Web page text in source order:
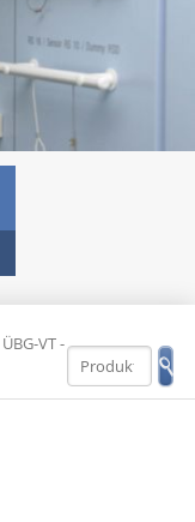
ÜBG-VT -